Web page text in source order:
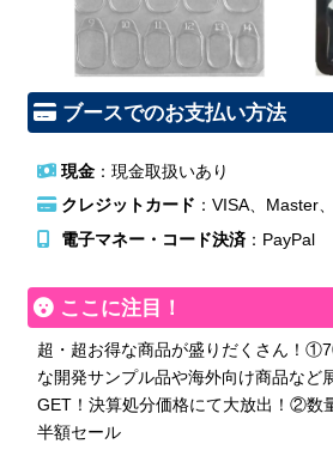
ブースでのお支払い方法
現金：現金取扱いあり
クレジットカード ：VISA、Master
電子マネー・コード決済：PayPal
ここに注目！
超・超お得な商品が盛りだくさん！
な開発サンプル品や海外向け商品など
GET！決算処分価格にて大放出！②数
半額セール